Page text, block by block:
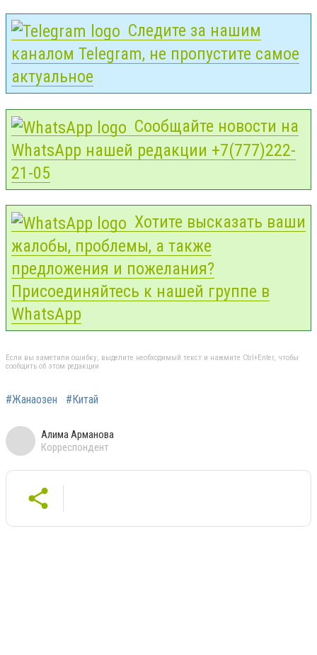
Следите за нашим
каналом Telegram, не пропустите самое
актуальное
Сообщайте новости на
WhatsApp нашей редакции +7(777)222-
21-05
Хотите высказать ваши
жалобы, проблемы, а также
предложения и пожелания?
Присоединяйтесь к нашей группе в
WhatsApp
Если вы заметили ошибку, выделите необходимый текст и нажмите Ctrl+Enter, чтобы
сообщить об этом редакции
#Жанаозен #Китай
Алима Арманова
Корреспондент